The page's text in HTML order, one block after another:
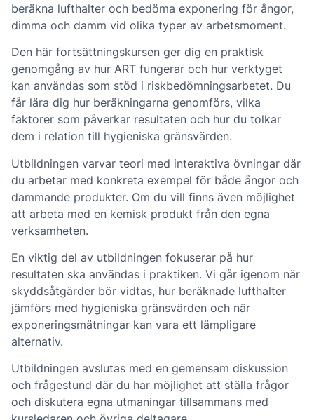
beräkna lufthalter och bedöma exponering för ångor,
dimma och damm vid olika typer av arbetsmoment.
Den här fortsättningskursen ger dig en praktisk
genomgång av hur ART fungerar och hur verktyget
kan användas som stöd i riskbedömningsarbetet. Du
får lära dig hur beräkningarna genomförs, vilka
faktorer som påverkar resultaten och hur du tolkar
dem i relation till hygieniska gränsvärden.
Utbildningen varvar teori med interaktiva övningar där
du arbetar med konkreta exempel för både ångor och
dammande produkter. Om du vill finns även möjlighet
att arbeta med en kemisk produkt från den egna
verksamheten.
En viktig del av utbildningen fokuserar på hur
resultaten ska användas i praktiken. Vi går igenom när
skyddsåtgärder bör vidtas, hur beräknade lufthalter
jämförs med hygieniska gränsvärden och när
exponeringsmätningar kan vara ett lämpligare
alternativ.
Utbildningen avslutas med en gemensam diskussion
och frågestund där du har möjlighet att ställa frågor
och diskutera egna utmaningar tillsammans med